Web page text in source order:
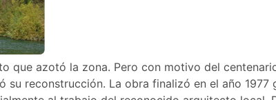
que azotó la zona. Pero con motivo del
su reconstrucción. La obra finalizó en el año 1977